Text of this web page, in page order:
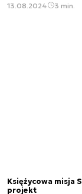
13.08.2024 3 min.
Księżycowa misja
projekt